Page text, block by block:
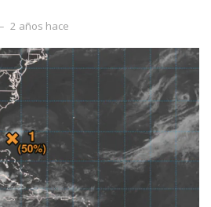
2 años hace